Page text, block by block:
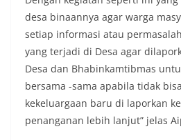
desa binaannya agar warga
setiap informasi atau
yang terjadi di Desa agar
Desa dan Bhabinkamtibmas
bersama -sama apabila tidak
kekeluargaan baru di laporkan
penanganan lebih lanjut” jelas